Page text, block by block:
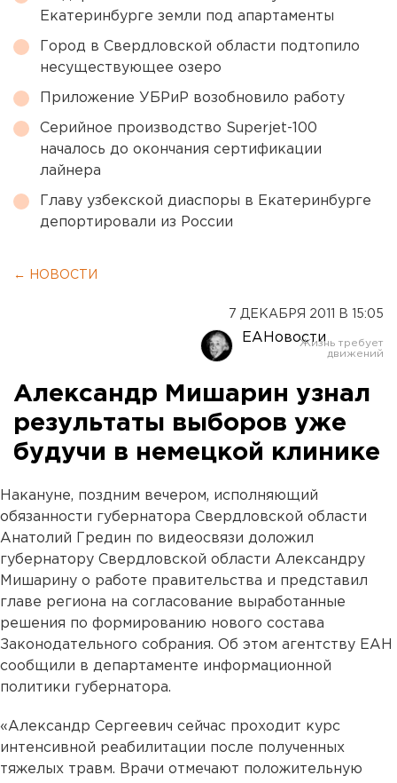
Екатеринбурге земли под апартаменты
Город в Свердловской области подтопило
несуществующее озеро
Приложение УБРиР возобновило работу
Серийное производство Superjet-100
началось до окончания сертификации
лайнера
Главу узбекской диаспоры в Екатеринбурге
депортировали из России
← НОВОСТИ
7 ДЕКАБРЯ 2011 В 15:05
ЕАНовости
Александр Мишарин узнал
результаты выборов уже
будучи в немецкой клинике
Накануне, поздним вечером, исполняющий
обязанности губернатора Свердловской области
Анатолий Гредин по видеосвязи доложил
губернатору Свердловской области Александру
Мишарину о работе правительства и представил
главе региона на согласование выработанные
решения по формированию нового состава
Законодательного собрания. Об этом агентству ЕАН
сообщили в департаменте информационной
политики губернатора.
«Александр Сергеевич сейчас проходит курс
интенсивной реабилитации после полученных
тяжелых травм. Врачи отмечают положительную